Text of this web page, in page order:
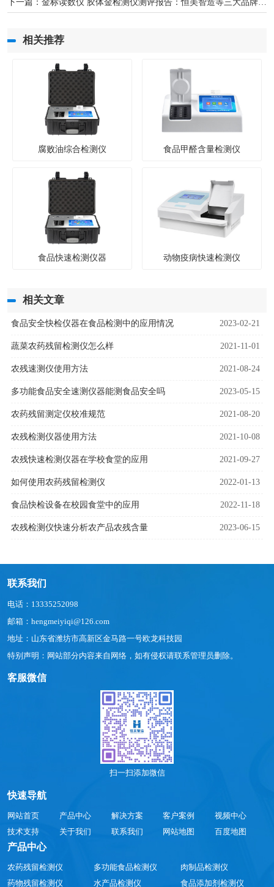
下一篇： 金标读数仪 胶体金检测仪测评报告：恒美智造等三大品牌核心性能评测
相关推荐
腐败油综合检测仪 食品甲醛含量检测仪
食品快速检测仪器 动物疫病快速检测仪
相关文章
食品安全快检仪器在食品检测中的应用情况 2023-02-21
蔬菜农药残留检测仪怎么样 2021-11-01
农残速测仪使用方法 2021-08-24
多功能食品安全速测仪器能测食品安全吗 2023-05-15
农药残留测定仪校准规范 2021-08-20
农残检测仪器使用方法 2021-10-08
农残快速检测仪器在学校食堂的应用 2021-09-27
如何使用农药残留检测仪 2022-01-13
食品快检设备在校园食堂中的应用 2022-11-18
农残检测仪快速分析农产品农残含量 2023-06-15
联系我们
电话：13335252098
邮箱：hengmeiyiqi@126.com
地址：山东省潍坊市高新区金马路一号欧龙科技园
特别声明：网站部分内容来自网络，如有侵权请联系管理员删除。
客服微信
扫一扫添加微信
快速导航
网站首页 产品中心 解决方案 客户案例
视频中心
技术支持
关于我们 联系我们 网站地图 百度地图
产品中心
农药残留检测仪 多功能食品检测仪
肉制品检测仪
药物残留检测仪
水产品检测仪 食品添加剂检测仪